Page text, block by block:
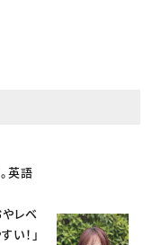
英語
レベ
い！」